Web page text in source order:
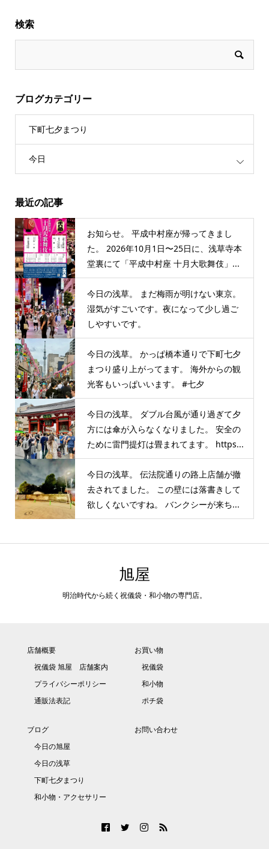
検索
ブログカテゴリー
下町七夕まつり
今日
最近の記事
お知らせ。 平成中村座が帰ってきまし
た。 2026年10月1日〜25日に、浅草寺本
堂裏にて「平成中村座 十月大歌舞伎」...
今日の浅草。 まだ梅雨が明けない東京。
湿気がすごいです。夜になって少し過ご
しやすいです。
今日の浅草。 かっぱ橋本通りで下町七夕
まつり盛り上がってます。 海外からの観
光客もいっぱいいます。 #七夕
今日の浅草。 ダブル台風が通り過ぎて夕
方には傘が入らなくなりました。 安全の
ために雷門提灯は畳まれてます。 https...
今日の浅草。 伝法院通りの路上店舗が撤
去されてました。 この壁には落書きして
欲しくないですね。 バンクシーが来ち...
旭屋
明治時代から続く祝儀袋・和小物の専門店。
店舗概要
祝儀袋 旭屋 店舗案内
プライバシーポリシー
通販法表記
お買い物
祝儀袋
和小物
ポチ袋
ブログ
今日の旭屋
今日の浅草
下町七夕まつり
和小物・アクセサリー
お問い合わせ